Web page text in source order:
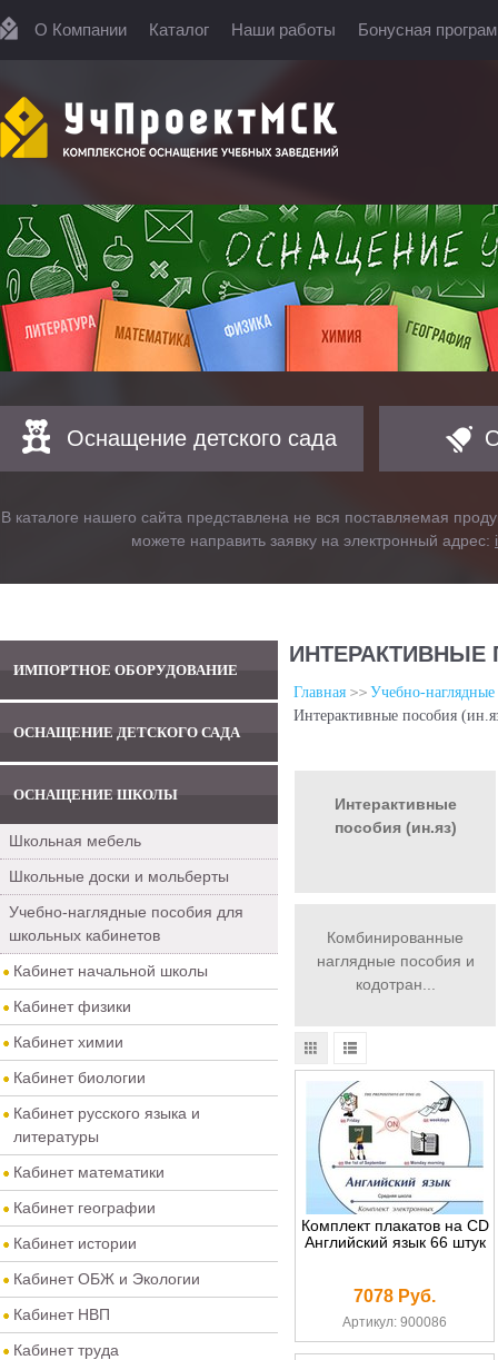
О Компании Каталог Наши работы Бонусная
Оснащение детского сада
В каталоге нашего сайта представлена не вся поставляемая
можете направить заявку на электронный адрес:
ИМПОРТНОЕ ОБОРУДОВАНИЕ
ОСНАЩЕНИЕ ДЕТСКОГО САДА
ОСНАЩЕНИЕ ШКОЛЫ
Школьная мебель
Школьные доски и мольберты
Учебно-наглядные пособия для
школьных кабинетов
Кабинет начальной школы
Кабинет физики
Кабинет химии
Кабинет биологии
Кабинет русского языка и
литературы
Кабинет математики
Кабинет географии
Кабинет истории
Кабинет ОБЖ и Экологии
Кабинет НВП
Кабинет труда
Главная
Учебно-
Интерактивные пособия
Интерактивные
пособия (ин.яз)
Комбинированные
наглядные пособия и
кодотран...
Комплект плакатов на CD
Английский язык 66 штук
7078 Руб.
Артикул: 900086